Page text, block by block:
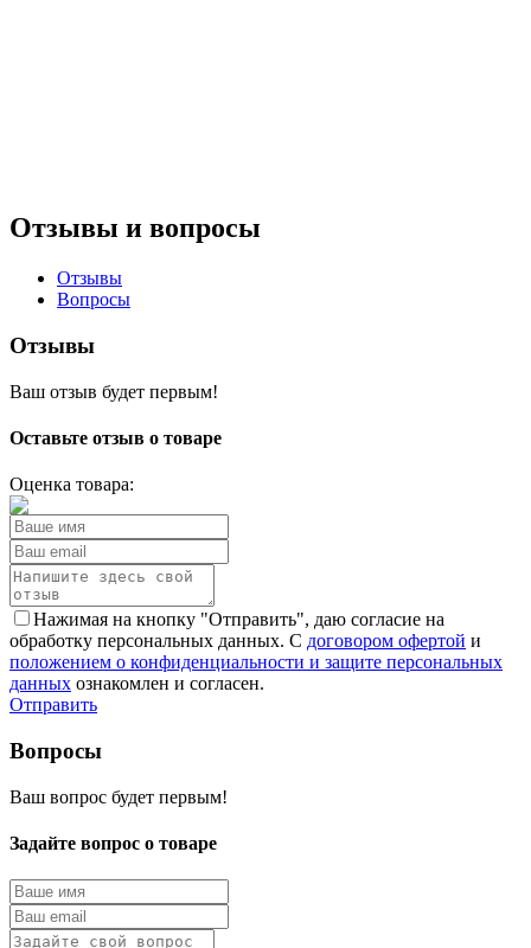
Отзывы и вопросы
Отзывы
Вопросы
Отзывы
Ваш отзыв будет первым!
Оставьте отзыв о товаре
Оценка товара:
Нажимая на кнопку "Отправить", даю согласие на
обработку персональных данных. С договором офертой и
положением о конфиденциальности и защите персональных
данных ознакомлен и согласен.
Отправить
Вопросы
Ваш вопрос будет первым!
Задайте вопрос о товаре